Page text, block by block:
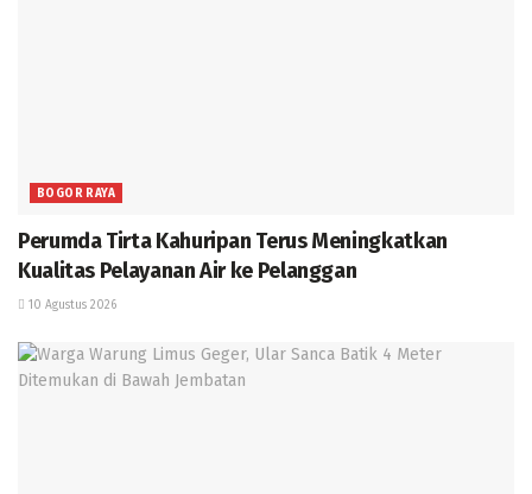
BOGOR RAYA
Perumda Tirta Kahuripan Terus Meningkatkan
Kualitas Pelayanan Air ke Pelanggan
10 Agustus 2026